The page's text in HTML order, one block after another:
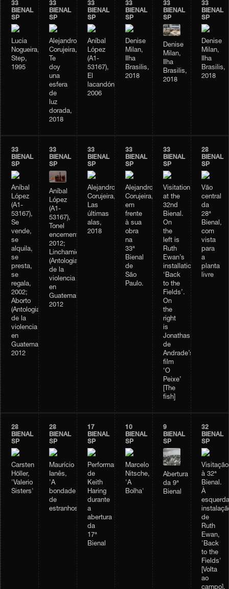
33
BIENAL
SP
Lucia
Nogueira,
Step,
1995
33
BIENAL
SP
Alejandro
Corujeira,
Te
doy
una
esfera
de
luz
dorada,
2018
33
BIENAL
SP
Aníbal
López
(A1-
53167),
El
lacandón,
2006
33
BIENAL
SP
Denise
Milan,
Ilha
Brasilis,
2018
33
BIENAL
SP
Denise
Milan,
Ilha
Brasilis,
2018
33
BIENAL
SP
Denise
Milan,
Ilha
Brasilis,
2018
33
BIENAL
SP
Aníbal
López
(A1-
53167),
Se
vende,
se
alquila,
se
presta,
se
regala,
2002;
Aborto
(Antologia
de la
violencia
en
Guatemala),
2012
33
BIENAL
SP
Aníbal
López
(A1-
53167),
Tonel
encementado,
2012;
Linchamiento
(Antologia
de la
violencia
en
Guatemala),
2012
33
BIENAL
SP
Alejandro
Corujeira,
Las
últimas
alas,
2018
33
BIENAL
SP
Alejandro
Corujeira,
em
frente
à sua
obra
na
33ª
Bienal
de
São
Paulo.
33
BIENAL
SP
Visitation
at the
32nd
Bienal.
On
the
left is
Ruth
Ewan’s
installation
‘Back
to the
Fields’.
On
the
right
is
Jonathas
de
Andrade’s
film
‘O
Peixe’
[The
fish]
28
BIENAL
SP
Vão
central
da
28ª
Bienal,
com
vista
para
a
planta
livre
28
BIENAL
SP
Carsten
Höller,
'Valerio
Sisters'
28
BIENAL
SP
Maurício
Ianês,
'A
bondade
de
estranhos'
17
BIENAL
SP
Performance
de
Keith
Haring
durante
a
abertura
da
17ª
Bienal
10
BIENAL
SP
Marcelo
Nitsche,
'A
Bolha'
9
BIENAL
SP
Abertura
da 9ª
Bienal
32
BIENAL
SP
Visitação
à 32ª
Bienal.
À
de
Ruth
Ewan,
'Back
to the
Fields'
[Volta
ao